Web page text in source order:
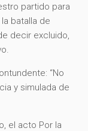
partido para
batalla de
decir excluido,
“No
y simulada de
el acto Por la